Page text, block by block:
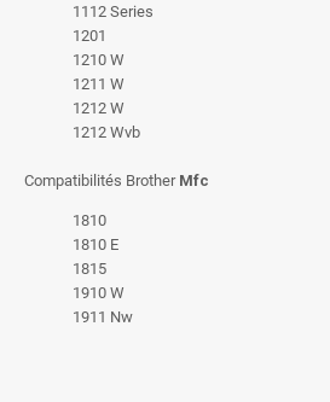
1112 Series
1201
1210 W
1211 W
1212 W
1212 Wvb
Compatibilités Brother Mfc
1810
1810 E
1815
1910 W
1911 Nw